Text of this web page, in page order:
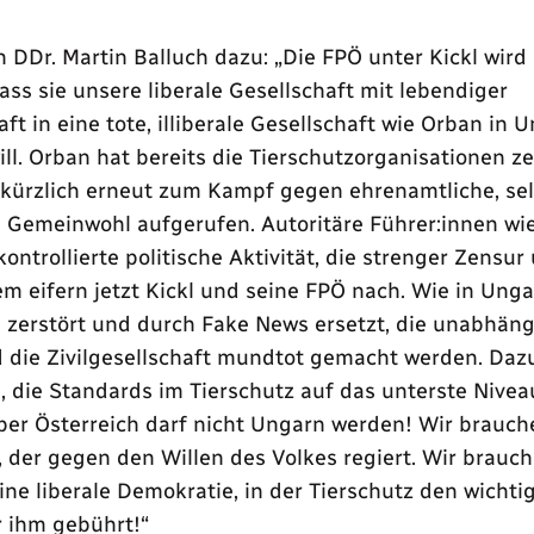
DDr. Martin Balluch dazu:
Die FPÖ unter Kickl
sie unsere liberale Gesellschaft mit lebendiger
in eine tote, illiberale Gesellschaft wie Orban in
Orban hat bereits die Tierschutzorganisationen
erneut zum Kampf gegen ehrenamtliche,
aufgerufen. Autoritäre Führer:innen
politische Aktivität, die strenger Zensur
eifern jetzt Kickl und seine FPÖ nach. Wie in
und durch Fake News ersetzt, die
die Zivilgesellschaft mundtot gemacht werden.
die Standards im Tierschutz auf das unterste
Österreich darf nicht Ungarn werden! Wir
der gegen den Willen des Volkes regiert. Wir
liberale Demokratie, in der Tierschutz den
ihm gebührt!